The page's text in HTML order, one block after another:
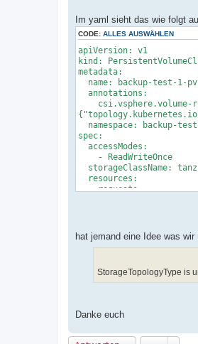
Im yaml sieht das wie folgt
CODE: ALLES AUSWÄHLEN
apiVersion: v1
kind:
metadata:
name: backup-test-1-
annotations:
csi.vsphere.volume-
namespace: backup-test
spec:
accessModes:
- ReadWriteOnce
storageClassName:
resources:
requests:
hat jemand eine Idee was
StorageTopologyType is
Danke euch